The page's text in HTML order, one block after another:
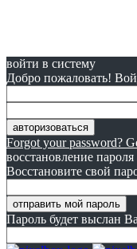
войти в систему
Добро пожаловать!
Forgot your password?
восстановление пароля
Восстановите свой
Пароль будет выслан